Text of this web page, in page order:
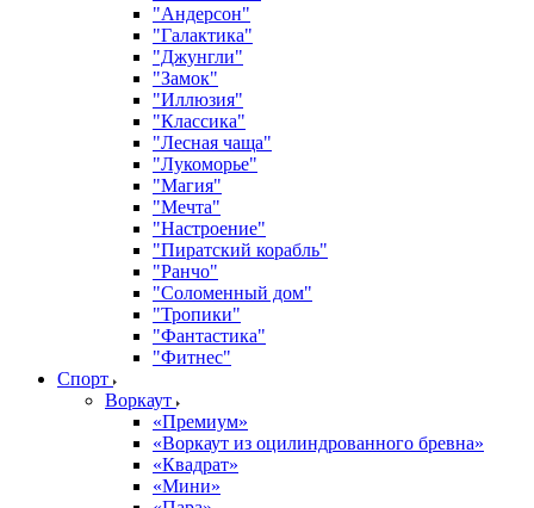
"Андерсон"
"Галактика"
"Джунгли"
"Замок"
"Иллюзия"
"Классика"
"Лесная чаща"
"Лукоморье"
"Магия"
"Мечта"
"Настроение"
"Пиратский корабль"
"Ранчо"
"Соломенный дом"
"Тропики"
"Фантастика"
"Фитнес"
Спорт
Воркаут
«Премиум»
«Воркаут из оцилиндрованного бревна»
«Квадрат»
«Мини»